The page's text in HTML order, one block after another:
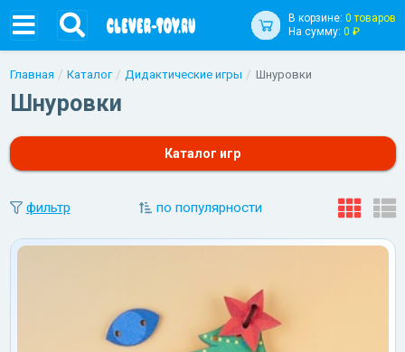
В корзине: 0 товаров
На сумму: 0 ₽
Главная Каталог Дидактические игры Шнуровки
Шнуровки
Каталог игр
фильтр по популярности